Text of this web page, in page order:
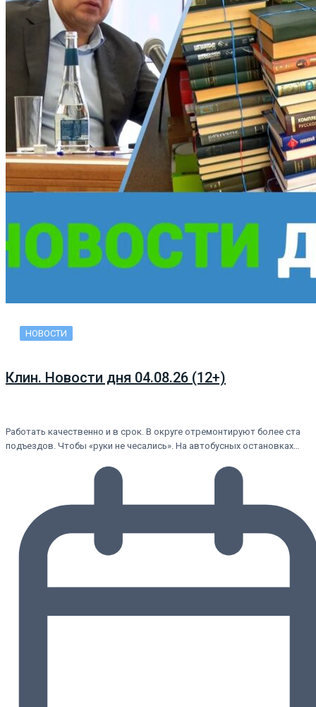
НОВОСТИ
Клин. Новости дня 04.08.26 (12+)
Работать качественно и в срок. В округе отремонтируют более ста
подъездов. Чтобы «руки не чесались». На автобусных остановках…